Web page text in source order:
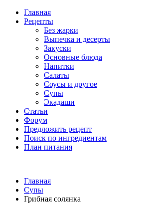
Главная
Рецепты
Без жарки
Выпечка и десерты
Закуски
Основные блюда
Напитки
Салаты
Соусы и другое
Супы
Экадаши
Статьи
Форум
Предложить рецепт
Поиск по ингредиентам
План питания
Главная
Супы
Грибная солянка